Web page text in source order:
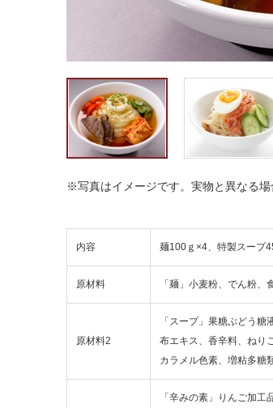
※写真はイメージです。実物と異なる場
内容 麺100ｇ×4、特製スープ
原材料 「麺」小麦粉、でん粉
原材料2
「スープ」果糖ぶどう
布エキス、香辛料、ねり
カラメル色素、増粘多糖
「辛みの素」りんご加